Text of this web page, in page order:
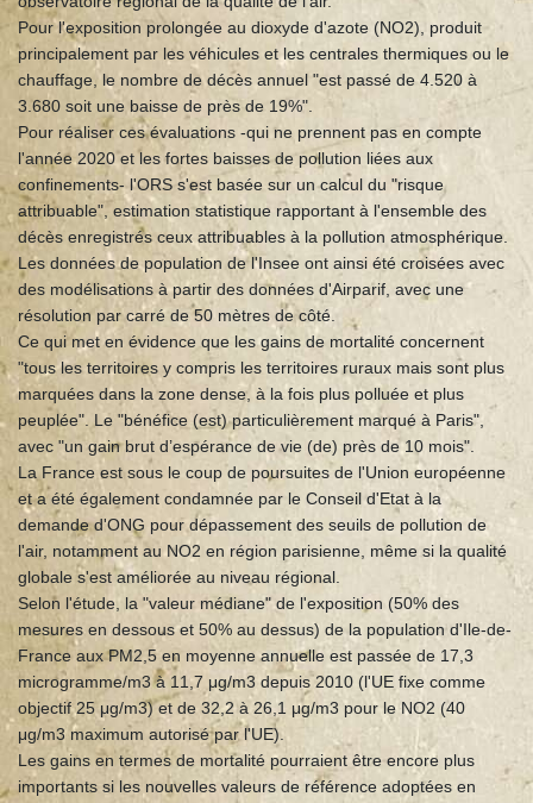
Pour l'exposition prolongée au dioxyde d'azote (NO2), produit
principalement par les véhicules et les centrales thermiques ou le
chauffage, le nombre de décès annuel "est passé de 4.520 à
3.680 soit une baisse de près de 19%".
Pour réaliser ces évaluations -qui ne prennent pas en compte
l'année 2020 et les fortes baisses de pollution liées aux
confinements- l'ORS s'est basée sur un calcul du "risque
attribuable", estimation statistique rapportant à l'ensemble des
décès enregistrés ceux attribuables à la pollution atmosphérique.
Les données de population de l'Insee ont ainsi été croisées avec
des modélisations à partir des données d'Airparif, avec une
résolution par carré de 50 mètres de côté.
Ce qui met en évidence que les gains de mortalité concernent
"tous les territoires y compris les territoires ruraux mais sont plus
marquées dans la zone dense, à la fois plus polluée et plus
peuplée". Le "bénéfice (est) particulièrement marqué à Paris",
avec "un gain brut d’espérance de vie (de) près de 10 mois".
La France est sous le coup de poursuites de l'Union européenne
et a été également condamnée par le Conseil d'Etat à la
demande d'ONG pour dépassement des seuils de pollution de
l'air, notamment au NO2 en région parisienne, même si la qualité
globale s'est améliorée au niveau régional.
Selon l'étude, la "valeur médiane" de l'exposition (50% des
mesures en dessous et 50% au dessus) de la population d'Ile-de-
France aux PM2,5 en moyenne annuelle est passée de 17,3
microgramme/m3 à 11,7 μg/m3 depuis 2010 (l'UE fixe comme
objectif 25 μg/m3) et de 32,2 à 26,1 μg/m3 pour le NO2 (40
μg/m3 maximum autorisé par l'UE).
Les gains en termes de mortalité pourraient être encore plus
importants si les nouvelles valeurs de référence adoptées en